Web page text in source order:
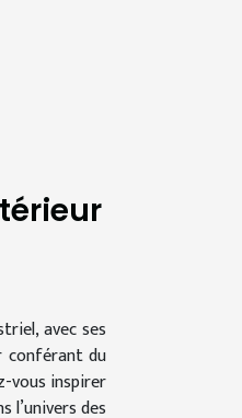
avec ses
conférant du
vous inspirer
l’univers des